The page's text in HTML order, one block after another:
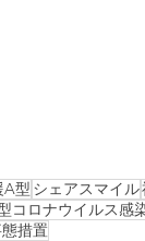
A型 シェアスマイル
コロナウイルス感
措置